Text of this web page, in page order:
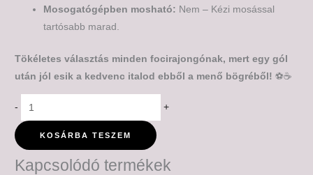
Mosogatógépben mosható: Nem – Kézi mosással
tartósabb marad.
Tökéletes választás minden focirajongónak, mert egy gól
után jól esik a kedvenc italod ebből a menő bögréből! ⚽☕
- +
KOSÁRBA TESZEM
Kapcsolódó termékek